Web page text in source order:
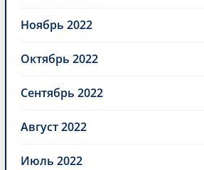
Ноябрь 2022
Октябрь 2022
Сентябрь 2022
Август 2022
Июль 2022